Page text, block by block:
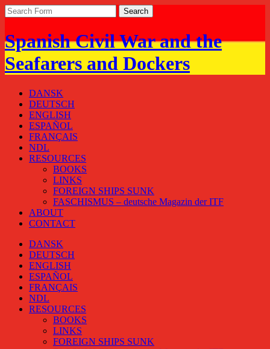
Spanish Civil War and the
Seafarers and Dockers
DANSK
DEUTSCH
ENGLISH
ESPAÑOL
FRANÇAIS
NDL
RESOURCES
BOOKS
LINKS
FOREIGN SHIPS SUNK
FASCHISMUS – deutsche Magazin der ITF
ABOUT
CONTACT
DANSK
DEUTSCH
ENGLISH
ESPAÑOL
FRANÇAIS
NDL
RESOURCES
BOOKS
LINKS
FOREIGN SHIPS SUNK